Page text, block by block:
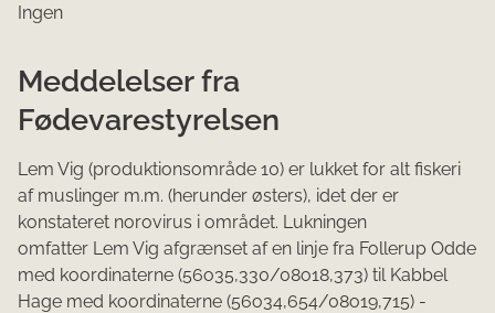
Ingen
Meddelelser fra
Fødevarestyrelsen
Lem Vig (produktionsområde 10) er lukket for alt fiskeri
af muslinger m.m. (herunder østers), idet der er
konstateret norovirus i området. Lukningen
omfatter Lem Vig afgrænset af en linje fra Follerup Odde
med koordinaterne (56o35,330/08o18,373) til Kabbel
Hage med koordinaterne (56o34,654/08o19,715) -